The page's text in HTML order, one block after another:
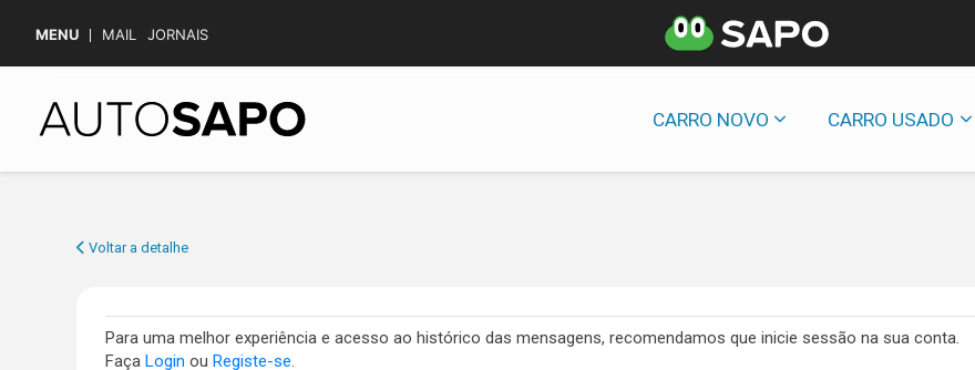
MENU MAIL JORNAIS
CARRO NOVO CARRO USADO
Voltar a detalhe
Para uma melhor experiência e acesso ao histórico das mensagens, recomendamos que inicie sessão na sua conta.
Faça Login ou Registe-se.